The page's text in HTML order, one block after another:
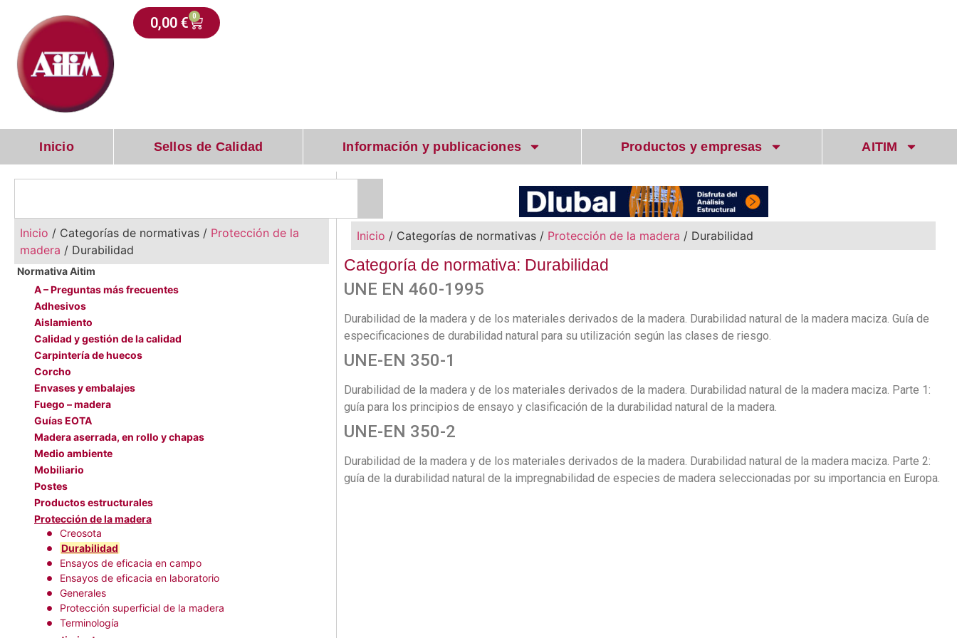
0,00 € 0
Inicio Sellos de Calidad Información y publicaciones Productos y empresas AITIM
Inicio / Categorías de normativas / Protección de la
madera / Durabilidad
A – Preguntas más frecuentes
Adhesivos
Aislamiento
Calidad y gestión de la calidad
Carpintería de huecos
Corcho
Envases y embalajes
Fuego – madera
Guías EOTA
Madera aserrada, en rollo y chapas
Medio ambiente
Mobiliario
Postes
Productos estructurales
Protección de la madera
Creosota
Durabilidad
Ensayos de eficacia en campo
Ensayos de eficacia en laboratorio
Generales
Protección superficial de la madera
Terminología
Inicio / Categorías de normativas / Protección de la madera / Durabilidad
Categoría de normativa: Durabilidad
UNE EN 460-1995
Durabilidad de la madera y de los materiales derivados de la madera. Durabilidad natural de la madera maciza. Guía de
especificaciones de durabilidad natural para su utilización según las clases de riesgo.
UNE-EN 350-1
Durabilidad de la madera y de los materiales derivados de la madera. Durabilidad natural de la madera maciza. Parte 1:
guía para los principios de ensayo y clasificación de la durabilidad natural de la madera.
UNE-EN 350-2
Durabilidad de la madera y de los materiales derivados de la madera. Durabilidad natural de la madera maciza. Parte 2:
guía de la durabilidad natural de la impregnabilidad de especies de madera seleccionadas por su importancia en Europa.